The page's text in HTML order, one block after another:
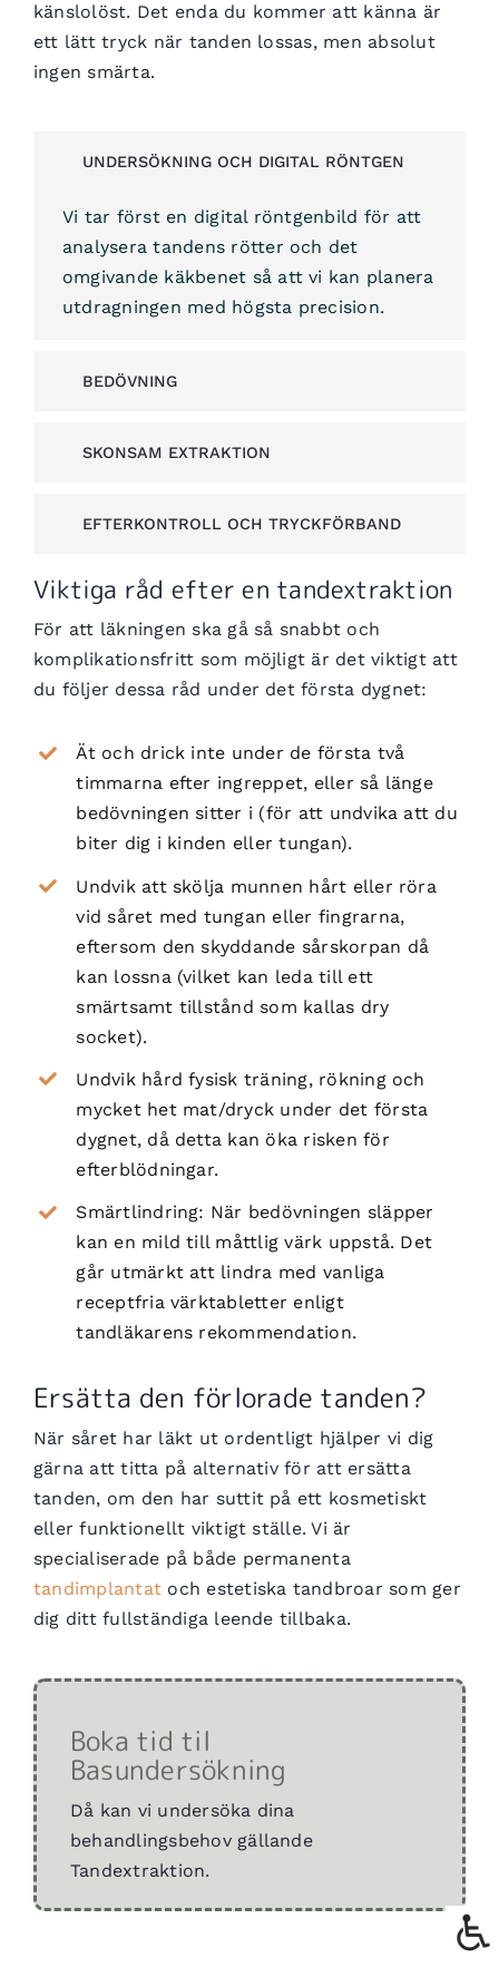
känslolöst. Det enda du kommer att känna är
ett lätt tryck när tanden lossas, men absolut
ingen smärta.
UNDERSÖKNING OCH DIGITAL RÖNTGEN
Vi tar först en digital röntgenbild för att
analysera tandens rötter och det
omgivande käkbenet så att vi kan planera
utdragningen med högsta precision.
BEDÖVNING
SKONSAM EXTRAKTION
EFTERKONTROLL OCH TRYCKFÖRBAND
Viktiga råd efter en tandextraktion
För att läkningen ska gå så snabbt och
komplikationsfritt som möjligt är det viktigt att
du följer dessa råd under det första dygnet:
Ät och drick inte under de första två
timmarna efter ingreppet, eller så länge
bedövningen sitter i (för att undvika att du
biter dig i kinden eller tungan).
Undvik att skölja munnen hårt eller röra
vid såret med tungan eller fingrarna,
eftersom den skyddande sårskorpan då
kan lossna (vilket kan leda till ett
smärtsamt tillstånd som kallas dry
socket).
Undvik hård fysisk träning, rökning och
mycket het mat/dryck under det första
dygnet, då detta kan öka risken för
efterblödningar.
Smärtlindring: När bedövningen släpper
kan en mild till måttlig värk uppstå. Det
går utmärkt att lindra med vanliga
receptfria värktabletter enligt
tandläkarens rekommendation.
Ersätta den förlorade tanden?
När såret har läkt ut ordentligt hjälper vi dig
gärna att titta på alternativ för att ersätta
tanden, om den har suttit på ett kosmetiskt
eller funktionellt viktigt ställe. Vi är
specialiserade på både permanenta
tandimplantat och estetiska tandbroar som ger
dig ditt fullständiga leende tillbaka.
Boka tid til
Basundersökning
Då kan vi undersöka dina
behandlingsbehov gällande
Tandextraktion.